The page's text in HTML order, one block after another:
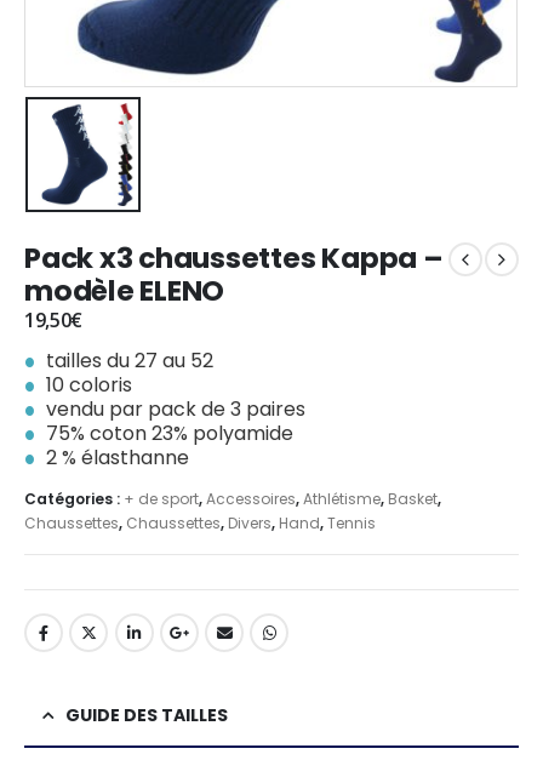
Pack x3 chaussettes Kappa –
modèle ELENO
19,50€
tailles du 27 au 52
10 coloris
vendu par pack de 3 paires
75% coton 23% polyamide
2 % élasthanne
Catégories : + de sport,Accessoires,Athlétisme, Basket,
Chaussettes, Chaussettes, Divers, Hand,Tennis
GUIDE DES TAILLES